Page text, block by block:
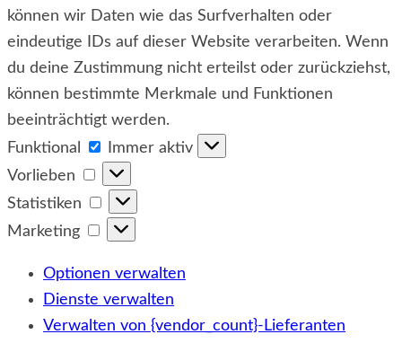
können wir Daten wie das Surfverhalten oder
eindeutige IDs auf dieser Website verarbeiten. Wenn
du deine Zustimmung nicht erteilst oder zurückziehst,
können bestimmte Merkmale und Funktionen
beeinträchtigt werden.
Funktional
Funktional
Immer aktiv
Vorlieben
Vorlieben
Statistiken
Statistiken
Marketing
Marketing
Optionen verwalten
Dienste verwalten
Verwalten von {vendor_count}-Lieferanten